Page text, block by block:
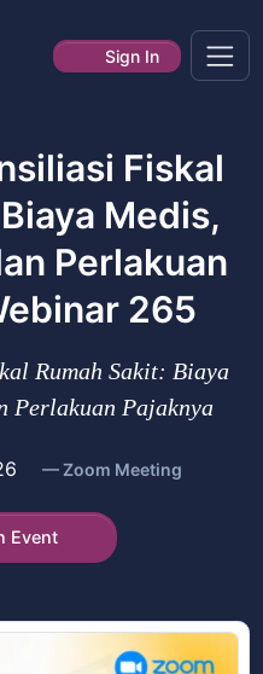
Sign In
Fiskal
Medis,
Perlakuan
265
Rumah Sakit: Biaya
Perlakuan Pajaknya
Zoom Meeting
Event